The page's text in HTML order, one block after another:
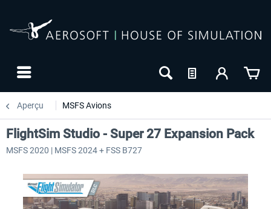
Aperçu MSFS Avions
FlightSim Studio - Super 27 Expansion Pack
MSFS 2020 | MSFS 2024 + FSS B727